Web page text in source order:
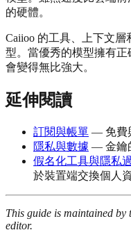
的硬體。
Caiioo 的工具、上下文
型。當優秀的模型擁有
會變得無比強大。
延伸閱讀
訂閱與帳單 — 免費
隱私與數據 — 金鑰
假名化工具與隱私
於裝置端交換個人
This guide is maintained
editor.